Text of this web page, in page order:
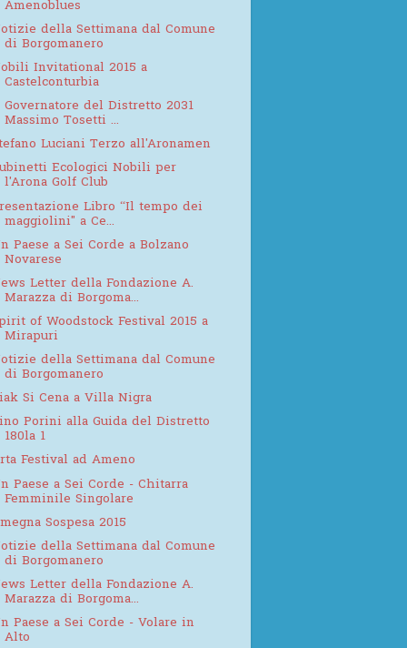
Amenoblues
della Settimana dal Comune
di Borgomanero
Invitational 2015 a
Castelconturbia
del Distretto 2031
Massimo Tosetti ...
Luciani Terzo all'Aronamen
Ecologici Nobili per
l'Arona Golf Club
Libro “Il tempo dei
maggiolini" a Ce...
Paese a Sei Corde a Bolzano
Novarese
Letter della Fondazione A.
Marazza di Borgoma...
of Woodstock Festival 2015 a
Mirapuri
della Settimana dal Comune
di Borgomanero
Si Cena a Villa Nigra
Porini alla Guida del Distretto
180la 1
Festival ad Ameno
Paese a Sei Corde - Chitarra
Femminile Singolare
Sospesa 2015
della Settimana dal Comune
di Borgomanero
Letter della Fondazione A.
Marazza di Borgoma...
Paese a Sei Corde - Volare in
Alto